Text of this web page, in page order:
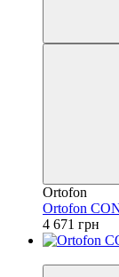
Ortofon
Ortofon
4 671 грн